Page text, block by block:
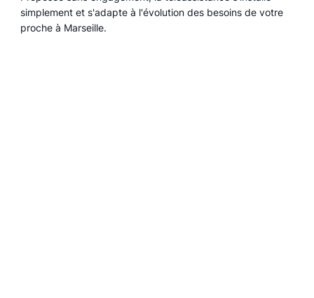
simplement et s'adapte à l'évolution des besoins de votre
proche à Marseille.